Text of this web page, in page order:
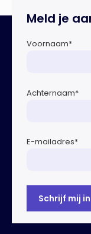
Europese
Meld je
Voornaam*
Achternaam*
E-mailadres*